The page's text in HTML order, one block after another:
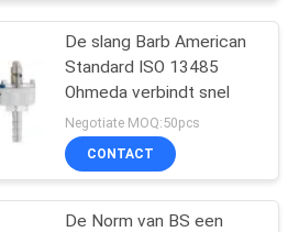
van
De slang Barb American
Standard ISO 13485
Ohmeda verbindt snel
Negotiate MOQ:50pcs
CONTACT
De Norm van BS een